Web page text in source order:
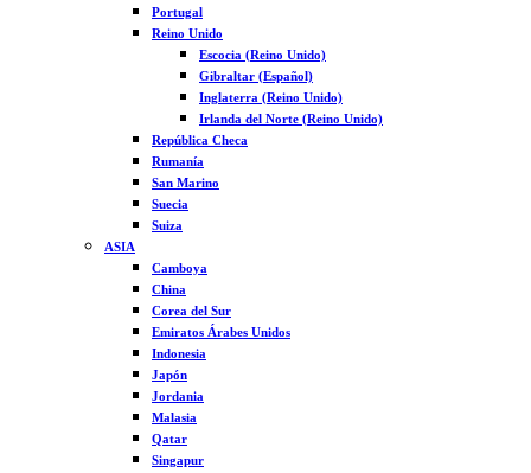
Portugal
Reino Unido
Escocia (Reino Unido)
Gibraltar (Español)
Inglaterra (Reino Unido)
Irlanda del Norte (Reino Unido)
República Checa
Rumanía
San Marino
Suecia
Suiza
ASIA
Camboya
China
Corea del Sur
Emiratos Árabes Unidos
Indonesia
Japón
Jordania
Malasia
Qatar
Singapur